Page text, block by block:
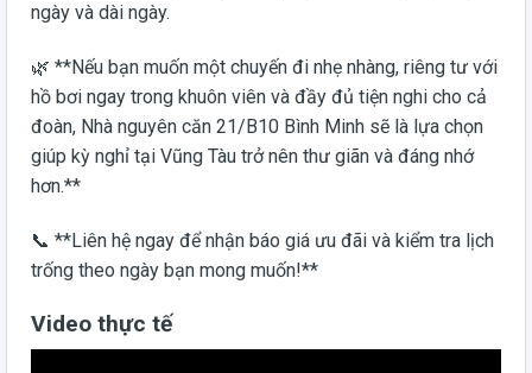
ngày và dài ngày.
🌿 **Nếu bạn muốn một chuyến đi nhẹ nhàng, riêng tư với
hồ bơi ngay trong khuôn viên và đầy đủ tiện nghi cho cả
đoàn, Nhà nguyên căn 21/B10 Bình Minh sẽ là lựa chọn
giúp kỳ nghỉ tại Vũng Tàu trở nên thư giãn và đáng nhớ
hơn.**
📞 **Liên hệ ngay để nhận báo giá ưu đãi và kiểm tra lịch
trống theo ngày bạn mong muốn!**
Video thực tế